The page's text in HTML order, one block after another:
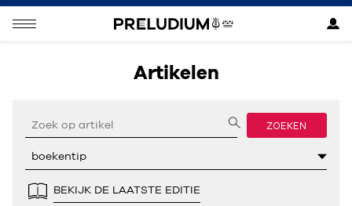
Artikelen
ZOEKEN
BEKIJK DE LAATSTE EDITIE